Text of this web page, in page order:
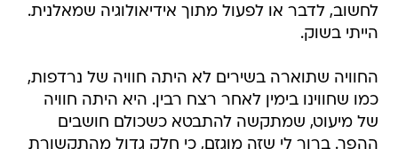
לחשוב, לדבר או לפעול מתוך אידיאולוגיה שמאלנית.
הייתי בשוק.
החוויה שתוארה בשירים לא היתה חוויה של נרדפות,
כמו שחווינו בימין לאחר רצח רבין. היא היתה חוויה
של מיעוט, שמתקשה להתבטא כשכולם חושבים
ההפך. ברור לי שזה מוגזם, כי חלק גדול מהתקשורת